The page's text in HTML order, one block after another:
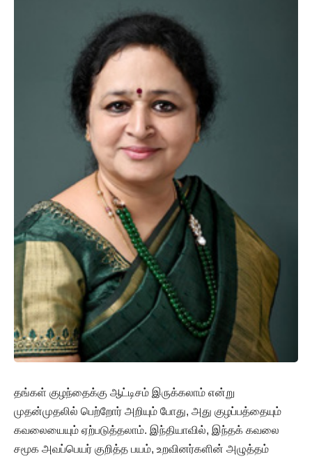
தங்கள் குழந்தைக்கு ஆட்டிசம் இருக்கலாம் என்று
முதன்முதலில் பெற்றோர் அறியும் போது, அது குழப்பத்தையும்
கவலையையும் ஏற்படுத்தலாம். இந்தியாவில், இந்தக் கவலை
சமூக அவப்பெயர் குறித்த பயம், உறவினர்களின் அழுத்தம்